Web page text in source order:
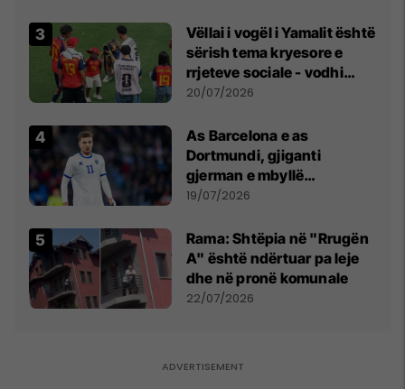
Vëllai i vogël i Yamalit është
sërish tema kryesore e
rrjeteve sociale - vodhi
vëmendjen pas finales së
20/07/2026
As Barcelona e as
Dortmundi, gjiganti
gjerman e mbyllë
marrëveshjen për Fisnik
19/07/2026
Rama: Shtëpia në "Rrugën
A" është ndërtuar pa leje
dhe në pronë komunale
22/07/2026